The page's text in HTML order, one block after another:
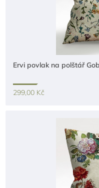
Ervi povlak na polštář
299,00 Kč